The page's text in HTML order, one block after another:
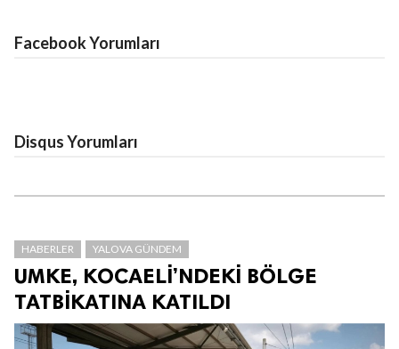
Facebook Yorumları
Disqus Yorumları
HABERLER YALOVA GÜNDEM
UMKE, KOCAELİ’NDEKİ BÖLGE
TATBİKATINA KATILDI